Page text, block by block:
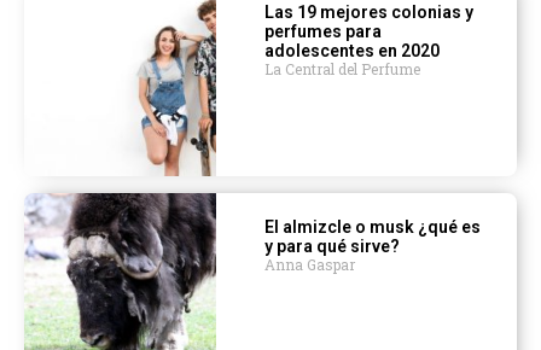
Las 19 mejores colonias y
perfumes para
adolescentes en 2020
La Central del Perfume
El almizcle o musk ¿qué es
y para qué sirve?
Anna Gaspar